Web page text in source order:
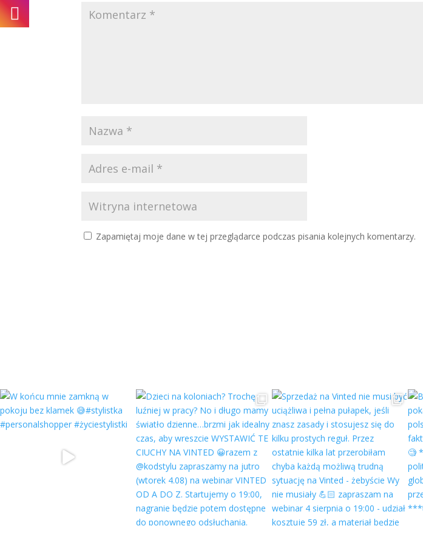
Zapamiętaj moje dane w tej przeglądarce podczas pisania kolejnych komentarzy.